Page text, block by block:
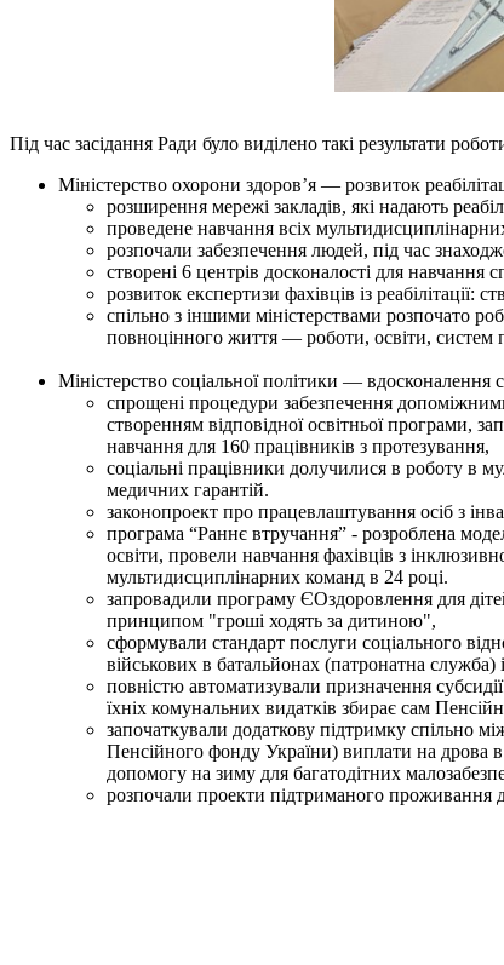
Під час засідання Ради було виділено такі результати
Міністерство охорони здоров’я — розвиток
розширення мережі закладів, які надають
проведене навчання всіх
розпочали забезпечення людей, під час
створені 6 центрів досконалості для навчання
розвиток експертизи фахівців із
спільно з іншими міністерствами розпочато
повноцінного життя — роботи, освіти, систем
Міністерство соціальної політики — вдосконалення
спрощені процедури забезпечення допоміжними
створенням відповідної освітньої програми,
навчання для 160 працівників з протезування,
соціальні працівники долучилися в роботу в
медичних гарантій.
законопроект про працевлаштування осіб з
програма “Раннє втручання” - розроблена
освіти, провели навчання фахівців з
мультидисциплінарних команд в 24 році.
запровадили програму ЄОздоровлення для
принципом "гроші ходять за дитиною",
сформували стандарт послуги соціального
військових в батальйонах (патронатна служба)
повністю автоматизували призначення
їхніх комунальних видатків збирає сам
започаткували додаткову підтримку спільно
Пенсійного фонду України) виплати на дрова
допомогу на зиму для багатодітних
розпочали проекти підтриманого проживання